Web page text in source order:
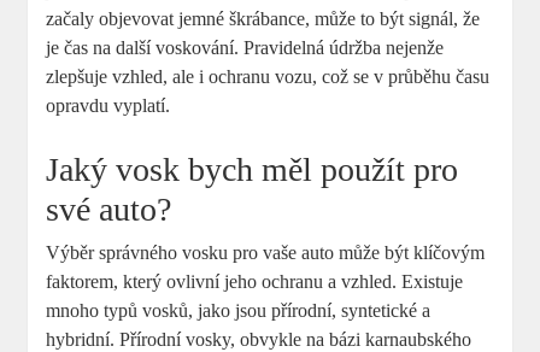
začaly objevovat jemné škrábance, může to být signál, že
je čas na další voskování. Pravidelná údržba nejenže
zlepšuje vzhled, ale i ochranu vozu, což se v průběhu času
opravdu vyplatí.
Jaký vosk bych měl použít pro
své auto?
Výběr správného vosku pro vaše auto může být klíčovým
faktorem, který ovlivní jeho ochranu a vzhled. Existuje
mnoho typů vosků, jako jsou přírodní, syntetické a
hybridní. Přírodní vosky, obvykle na bázi karnaubského